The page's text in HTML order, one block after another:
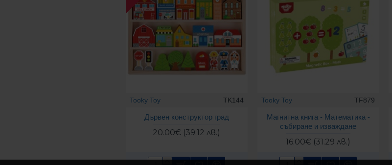
Tooky Toy TK144
Дървен конструктор град
20.00€ (39.12 лв.)
Tooky Toy TF879
Магнитна книга - Математика -
събиране и изваждане
16.00€ (31.29 лв.)